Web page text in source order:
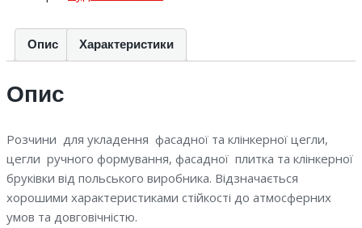
Опис Характеристики
Опис
Розчини для укладення фасадної та клінкерної цегли,
цегли ручного формування, фасадної плитка та клінкерної
бруківки від польського виробника. Відзначається
хорошими характеристиками стійкості до атмосферних
умов та довговічністю.